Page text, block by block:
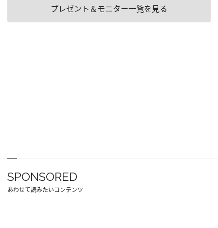
プレゼント＆モニター一覧を見る
SPONSORED
あわせて読みたいコンテンツ